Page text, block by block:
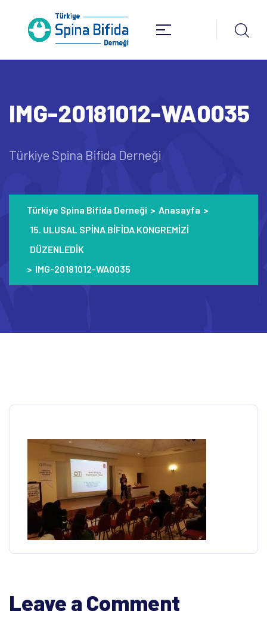
IMG-20181012-WA0035
Türkiye Spina Bifida Derneği
Türkiye Spina Bifida Derneği > Anasayfa >
15. ULUSAL SPİNA BİFİDA KONGREMİZİ
DÜZENLEDİK
> IMG-20181012-WA0035
Leave a Comment